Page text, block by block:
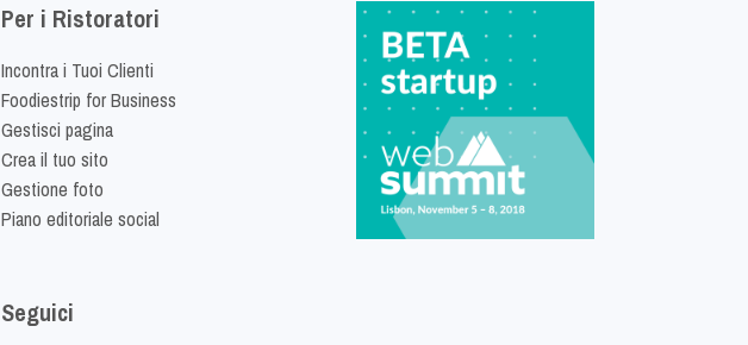
Per i Ristoratori
Incontra i Tuoi Clienti
Foodiestrip for Business
Gestisci pagina
Crea il tuo sito
Gestione foto
Piano editoriale social
Seguici